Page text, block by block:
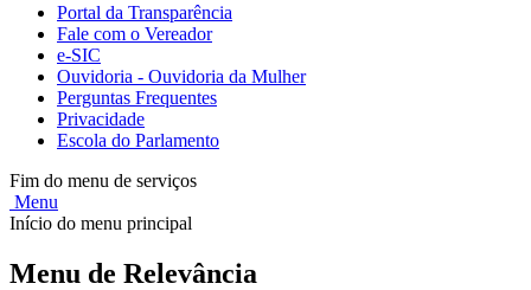
Portal da Transparência
Fale com o Vereador
e-SIC
Ouvidoria - Ouvidoria da Mulher
Perguntas Frequentes
Privacidade
Escola do Parlamento
Fim do menu de serviços
Menu
Início do menu principal
Menu de Relevância